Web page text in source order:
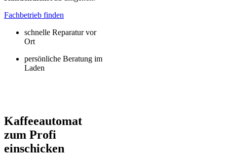
Fachbetrieb finden
schnelle Reparatur vor
Ort
persönliche Beratung im
Laden
Kaffeeautomat
zum Profi
einschicken